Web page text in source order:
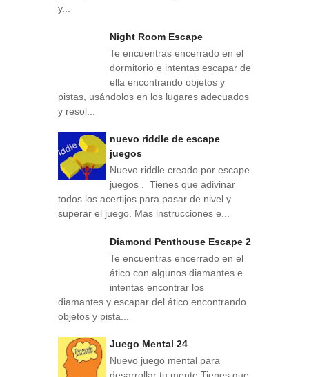
y...
Night Room Escape
Te encuentras encerrado en el
dormitorio e intentas escapar de
ella encontrando objetos y
pistas, usándolos en los lugares adecuados
y resol...
nuevo riddle de escape
juegos
Nuevo riddle creado por escape
juegos . Tienes que adivinar
todos los acertijos para pasar de nivel y
superar el juego. Mas instrucciones e...
Diamond Penthouse Escape 2
Te encuentras encerrado en el
ático con algunos diamantes e
intentas encontrar los
diamantes y escapar del ático encontrando
objetos y pista...
Juego Mental 24
Nuevo juego mental para